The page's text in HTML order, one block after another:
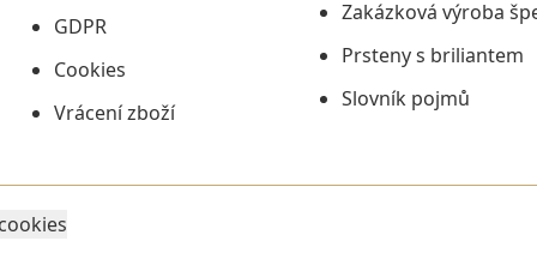
GDPR
Cookies
Vrácení zboží
Zakázková výroba
Prsteny s briliantem
Slovník pojmů